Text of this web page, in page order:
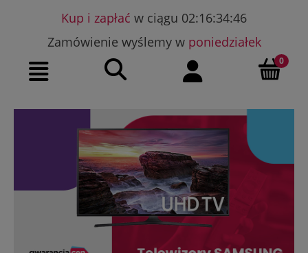
Kup i zapłać w ciągu 02:16:34:45
Zamówienie wyślemy w poniedziałek